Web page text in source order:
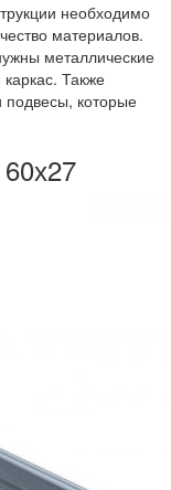
необходимо
материалов.
металлические
Также
подвесы, которые